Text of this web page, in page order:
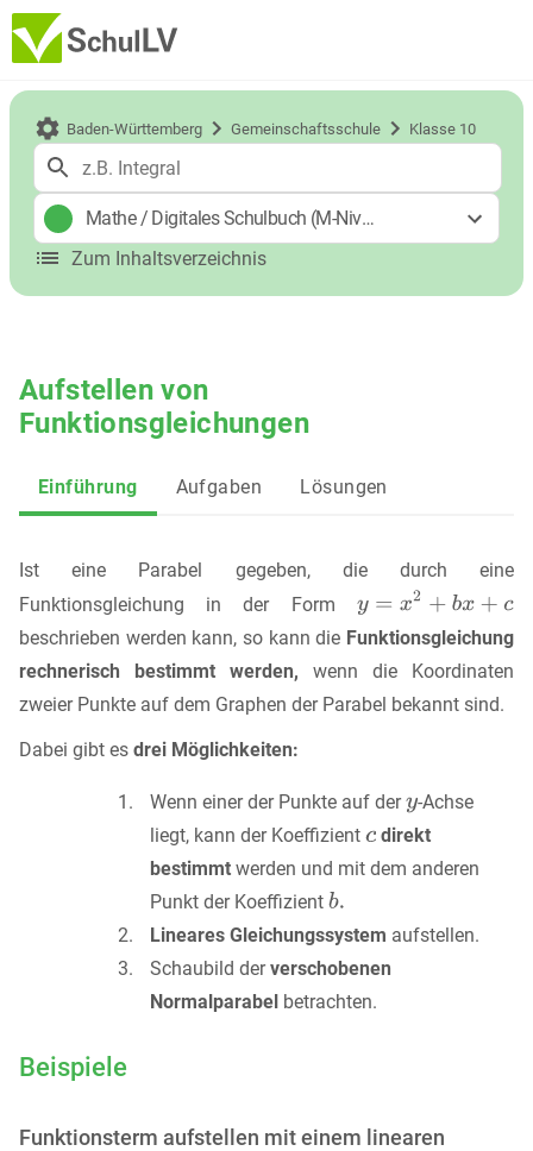
Baden-Württemberg Gemeinschaftsschule Klasse 10
Mathe/ Digitales Schulbuch (M-Niveau)
Zum Inhaltsverzeichnis
Aufstellen von
Funktionsgleichungen
Einführung Aufgaben Lösungen
Ist eine Parabel gegeben, die durch eine
Funktionsgleichung in der Form
beschrieben werden kann, so kann die Funktionsgleichung
rechnerisch bestimmt werden, wenn die Koordinaten
zweier Punkte auf dem Graphen der Parabel bekannt sind.
Dabei gibt es drei Möglichkeiten:
Wenn einer der Punkte auf der
-Achse
liegt, kann der Koeffizient
direkt
bestimmt werden und mit dem anderen
Punkt der Koeffizient
Lineares Gleichungssystem aufstellen.
Schaubild derverschobenen
Normalparabel betrachten.
Beispiele
Funktionsterm aufstellen mit einem linearen